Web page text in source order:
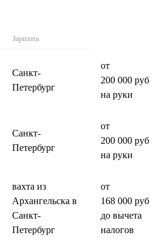
Зарплата
Санкт-
Петербург
от
200 000 руб.
на руки
Санкт-
Петербург
от
200 000 руб.
на руки
вахта из
Архангельска в
Санкт-
Петербург
от
168 000 руб.
до вычета
налогов